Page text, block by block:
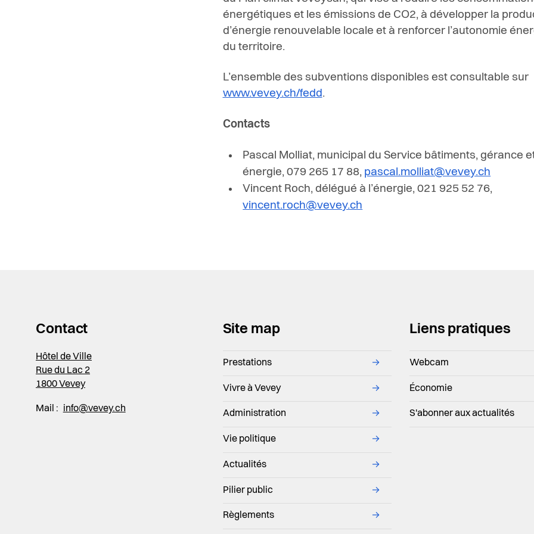
énergétiques et les émissions de CO2, à développer la
d’énergie renouvelable locale et à renforcer l’autonomie
du territoire.
L’ensemble des subventions disponibles est consultable sur
www.vevey.ch/fedd.
Contacts
Pascal Molliat, municipal du Service bâtiments, gérance
énergie, 079 265 17 88, pascal.molliat@vevey.ch
Vincent Roch, délégué à l’énergie, 021 925 52 76,
vincent.roch@vevey.ch
Contact
Hôtel de Ville
Rue du Lac 2
1800 Vevey
Mail : info@vevey.ch
Site map
Prestations →
Vivre à Vevey →
Administration →
Vie politique →
Actualités →
Pilier public →
Règlements →
Liens pratiques
Webcam
Économie
S'abonner aux actualités